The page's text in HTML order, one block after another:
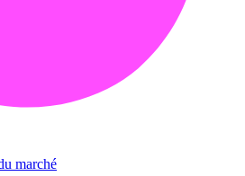
marché